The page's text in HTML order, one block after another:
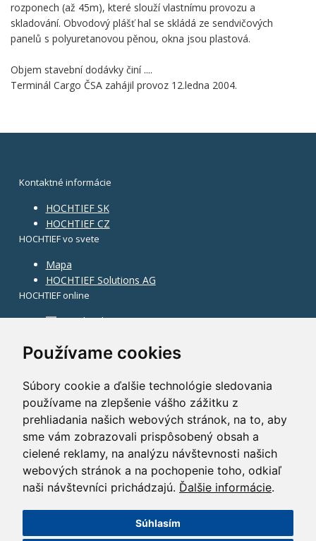
Používame cookies
Súbory cookie a ďalšie technológie sledovania
používame na zlepšenie vášho zážitku z
prehliadania našich webových stránok, na to, aby
sme vám zobrazovali prispôsobený obsah a
cielené reklamy, na analýzu návštevnosti našich
webových stránok a na pochopenie toho, odkiaľ
naši návštevníci prichádzajú. Ďalšie informácie.
Súhlasím
rozponech (až 45m), které slouží vlastnímu provozu a
skladování. Obvodový plášť hal se skládá ze sendvičových
panelů s polyuretanovou pěnou, okna jsou plastová.
Objem stavební dodávky činí ....
Terminál Cargo ČSA zahájil provoz 12.ledna 2004.
Kontaktné informácie
HOCHTIEF SK
HOCHTIEF CZ
HOCHTIEF vo svete
Mapa
HOCHTIEF Solutions AG
HOCHTIEF online
Facebook
©2014 HOCHTIEF CZ a. s.